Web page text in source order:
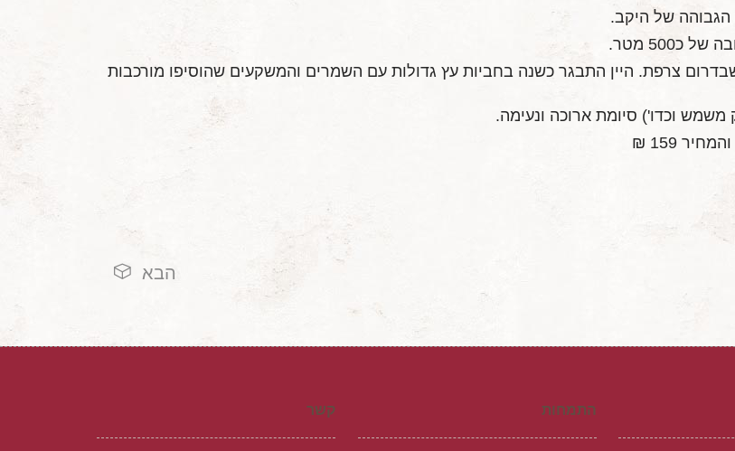
הגבוהה של היקב.
מטר.
צרפת. היין התבגר כשנה בחביות עץ גדולות עם השמרים והמשקעים שהוסיפו מורכבות
משמש וכדו') סיומת ארוכה ונעימה.
הבא
התמחות קשר